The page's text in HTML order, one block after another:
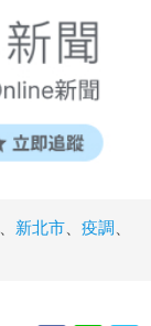
新北市 疫調